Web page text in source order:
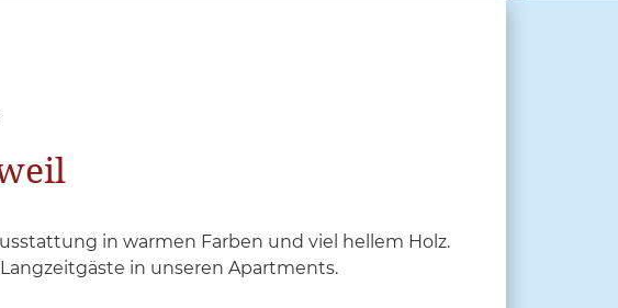
in warmen Farben und viel hellem Holz.
in unseren Apartments.